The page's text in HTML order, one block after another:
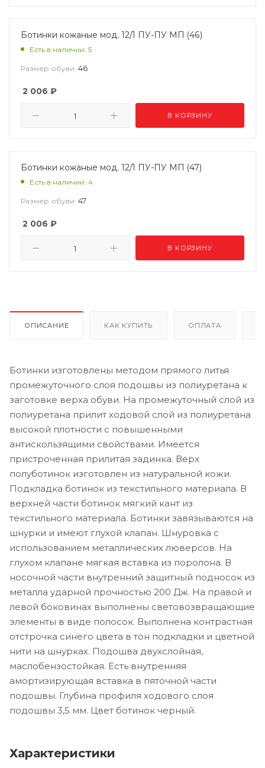
Ботинки кожаные мод. 12/1 ПУ-ПУ МП (46)
Есть в наличии: 5
Размер обуви: 46
2 006 ₽
В КОРЗИНУ
Ботинки кожаные мод. 12/1 ПУ-ПУ МП (47)
Есть в наличии: 4
Размер обуви: 47
2 006 ₽
В КОРЗИНУ
ОПИСАНИЕ КАК КУПИТЬ ОПЛАТА
Ботинки изготовлены методом прямого литья
промежуточного слоя подошвы из полиуретана к
заготовке верха обуви. На промежуточный слой из
полиуретана прилит ходовой слой из полиуретана
высокой плотности с повышенными
антискользящими свойствами. Имеется
пристроченная прилитая задинка. Верх
полуботинок изготовлен из натуральной кожи.
Подкладка ботинок из текстильного материала. В
верхней части ботинок мягкий кант из
текстильного материала. Ботинки завязываются на
шнурки и имеют глухой клапан. Шнуровка с
использованием металлических люверсов. На
глухом клапане мягкая вставка из поролона. В
носочной части внутренний защитный подносок из
металла ударной прочностью 200 Дж. На правой и
левой боковинах выполнены световозвращающие
элементы в виде полосок. Выполнена контрастная
отстрочка синего цвета в тон подкладки и цветной
нити на шнурках. Подошва двухслойная,
маслобензостойкая. Есть внутренняя
амортизирующая вставка в пяточной части
подошвы. Глубина профиля ходового слоя
подошвы 3,5 мм. Цвет ботинок черный.
Характеристики